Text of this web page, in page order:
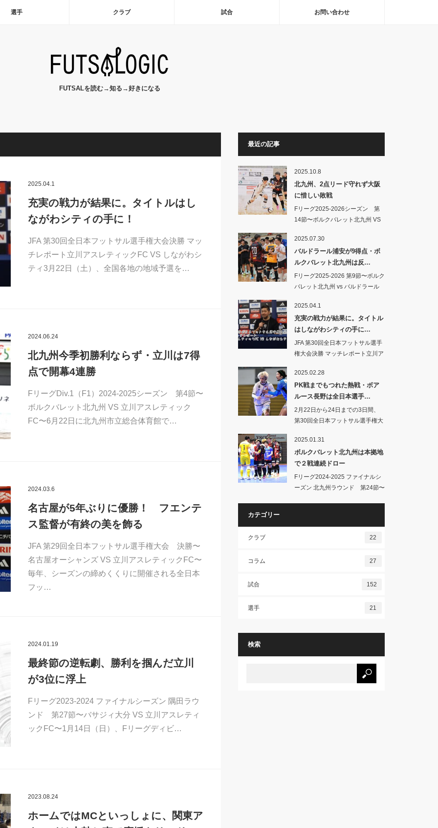
選手 クラブ 試合 お問い合わせ
FUTSALを読む→知る→好きになる
2025.04.1
充実の戦力が結果に。タイトルはし
ながわシティの手に！
JFA 第30回全日本フットサル選手権大会決勝 マッ
チレポート立川アスレティックFC VS しながわシ
ティ3月22日（土）、全国各地の地域予選を…
2024.06.24
北九州今季初勝利ならず・立川は7得
点で開幕4連勝
FリーグDiv.1（F1）2024-2025シーズン 第4節〜
ボルクバレット北九州 VS 立川アスレティック
FC〜6月22日に北九州市立総合体育館で…
2024.03.6
名古屋が5年ぶりに優勝！ フエンテ
ス監督が有終の美を飾る
JFA 第29回全日本フットサル選手権大会 決勝〜
名古屋オーシャンズ VS 立川アスレティックFC〜
毎年、シーズンの締めくくりに開催される全日本
フッ…
2024.01.19
最終節の逆転劇、勝利を掴んだ立川
が3位に浮上
Fリーグ2023-2024 ファイナルシーズン 隅田ラウ
ンド 第27節〜バサジィ大分 VS 立川アスレティ
ックFC〜1月14日（日）、Fリーグディビ…
2023.08.24
ホームではMCといっしょに、関東ア
最近の記事
2025.10.8
北九州、2点リード守れず大阪
に惜しい敗戦
Fリーグ2025-2026シーズン 第
14節〜ボルクバレット北九州 VS
2025.07.30
バルドラール浦安が9得点・ボ
ルクバレット北九州は反…
Fリーグ2025-2026 第9節〜ボルク
バレット北九州 vs バルドラール
2025.04.1
充実の戦力が結果に。タイトル
はしながわシティの手に…
JFA 第30回全日本フットサル選手
権大会決勝 マッチレポート立川ア
2025.02.28
PK戦までもつれた熱戦・ボア
ルース長野は全日本選手…
2月22日から24日までの3日間、
第30回全日本フットサル選手権大
2025.01.31
ボルクバレット北九州は本拠地
で２戦連続ドロー
Fリーグ2024-2025 ファイナルシ
ーズン 北九州ラウンド 第24節〜
カテゴリー
クラブ 22
コラム 27
試合 152
選手 21
検索